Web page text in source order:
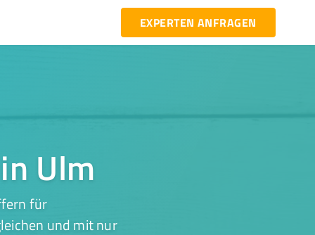
EXPERTEN ANFRAGEN
Ulm
für
und mit nur